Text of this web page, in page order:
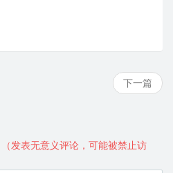
下一篇
（发表无意义评论，可能被禁止访